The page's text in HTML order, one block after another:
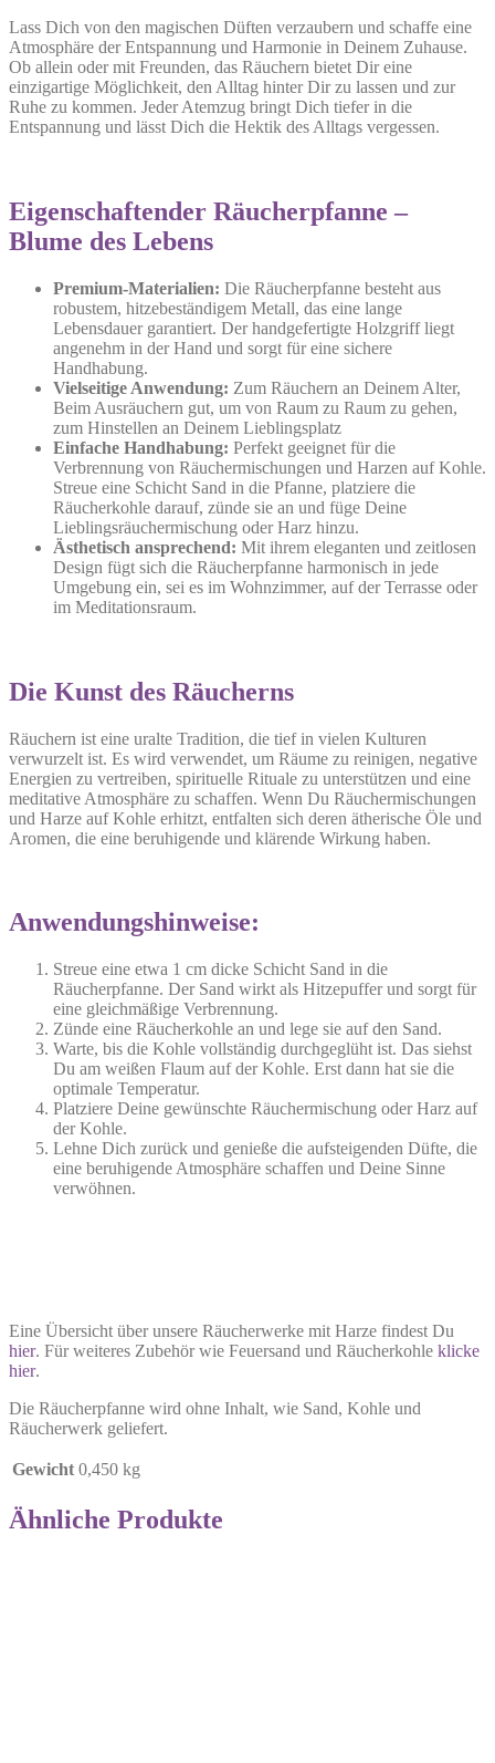
Lass Dich von den magischen Düften verzaubern und schaffe eine
Atmosphäre der Entspannung und Harmonie in Deinem Zuhause.
Ob allein oder mit Freunden, das Räuchern bietet Dir eine
einzigartige Möglichkeit, den Alltag hinter Dir zu lassen und zur
Ruhe zu kommen. Jeder Atemzug bringt Dich tiefer in die
Entspannung und lässt Dich die Hektik des Alltags vergessen.
Eigenschaftender Räucherpfanne –
Blume des Lebens
Premium-Materialien: Die Räucherpfanne besteht aus
robustem, hitzebeständigem Metall, das eine lange
Lebensdauer garantiert. Der handgefertigte Holzgriff liegt
angenehm in der Hand und sorgt für eine sichere
Handhabung.
Vielseitige Anwendung: Zum Räuchern an Deinem Alter,
Beim Ausräuchern gut, um von Raum zu Raum zu gehen,
zum Hinstellen an Deinem Lieblingsplatz
Einfache Handhabung: Perfekt geeignet für die
Verbrennung von Räuchermischungen und Harzen auf Kohle.
Streue eine Schicht Sand in die Pfanne, platziere die
Räucherkohle darauf, zünde sie an und füge Deine
Lieblingsräuchermischung oder Harz hinzu.
Ästhetisch ansprechend: Mit ihrem eleganten und zeitlosen
Design fügt sich die Räucherpfanne harmonisch in jede
Umgebung ein, sei es im Wohnzimmer, auf der Terrasse oder
im Meditationsraum.
Die Kunst des Räucherns
Räuchern ist eine uralte Tradition, die tief in vielen Kulturen
verwurzelt ist. Es wird verwendet, um Räume zu reinigen, negative
Energien zu vertreiben, spirituelle Rituale zu unterstützen und eine
meditative Atmosphäre zu schaffen. Wenn Du Räuchermischungen
und Harze auf Kohle erhitzt, entfalten sich deren ätherische Öle und
Aromen, die eine beruhigende und klärende Wirkung haben.
Anwendungshinweise:
Streue eine etwa 1 cm dicke Schicht Sand in die
Räucherpfanne. Der Sand wirkt als Hitzepuffer und sorgt für
eine gleichmäßige Verbrennung.
Zünde eine Räucherkohle an und lege sie auf den Sand.
Warte, bis die Kohle vollständig durchgeglüht ist. Das siehst
Du am weißen Flaum auf der Kohle. Erst dann hat sie die
optimale Temperatur.
Platziere Deine gewünschte Räuchermischung oder Harz auf
der Kohle.
Lehne Dich zurück und genieße die aufsteigenden Düfte, die
eine beruhigende Atmosphäre schaffen und Deine Sinne
verwöhnen.
Eine Übersicht über unsere Räucherwerke mit Harze findest Du
hier. Für weiteres Zubehör wie Feuersand und Räucherkohle klicke
hier.
Die Räucherpfanne wird ohne Inhalt, wie Sand, Kohle und
Räucherwerk geliefert.
Gewicht 0,450 kg
Ähnliche Produkte